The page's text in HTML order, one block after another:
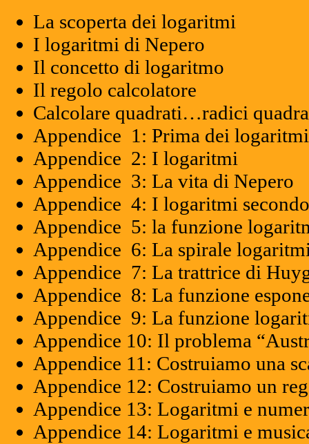
La scoperta dei logaritmi
I logaritmi di Nepero
Il concetto di logaritmo
Il regolo calcolatore
Calcolare quadrati…radici
Appendice 1: Prima dei logaritmi
Appendice 2: I logaritmi
Appendice 3: La vita di Nepero
Appendice 4: I logaritmi
Appendice 5: la funzione
Appendice 6: La spirale
Appendice 7: La trattrice di
Appendice 8: La funzione
Appendice 9: La funzione
Appendice 10: Il problema
Appendice 11: Costruiamo una
Appendice 12: Costruiamo un
Appendice 13: Logaritmi e
Appendice 14: Logaritmi e